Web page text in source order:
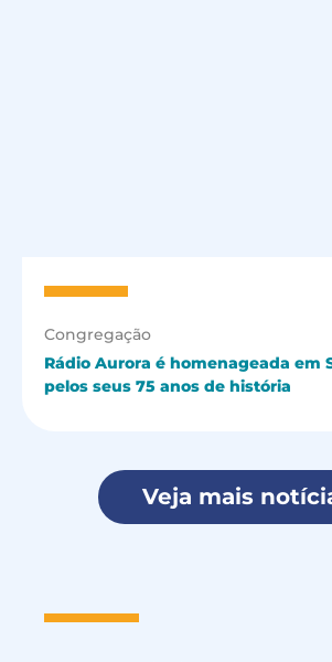
Congregação
Rádio Aurora é homenageada em
pelos seus 75 anos de história
Veja mais